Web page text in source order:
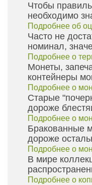
Чтобы
необходимо
Подробнее об
Часто не
номинал,
Подробнее о
Монеты,
контейнеры
Подробнее о
Старые
дороже
Подробнее о
Бракованные
дороже
Подробнее о
В мире
Подробнее о